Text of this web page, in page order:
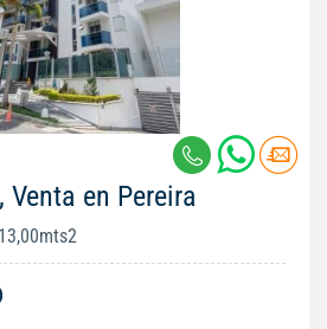
en Pereira